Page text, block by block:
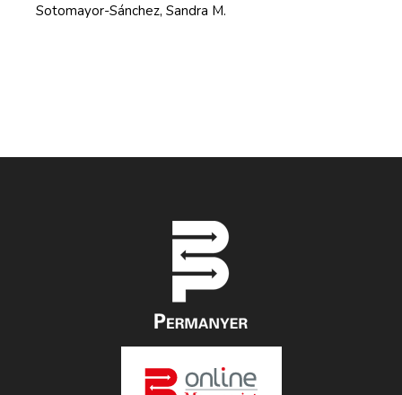
Sotomayor-Sánchez, Sandra M.